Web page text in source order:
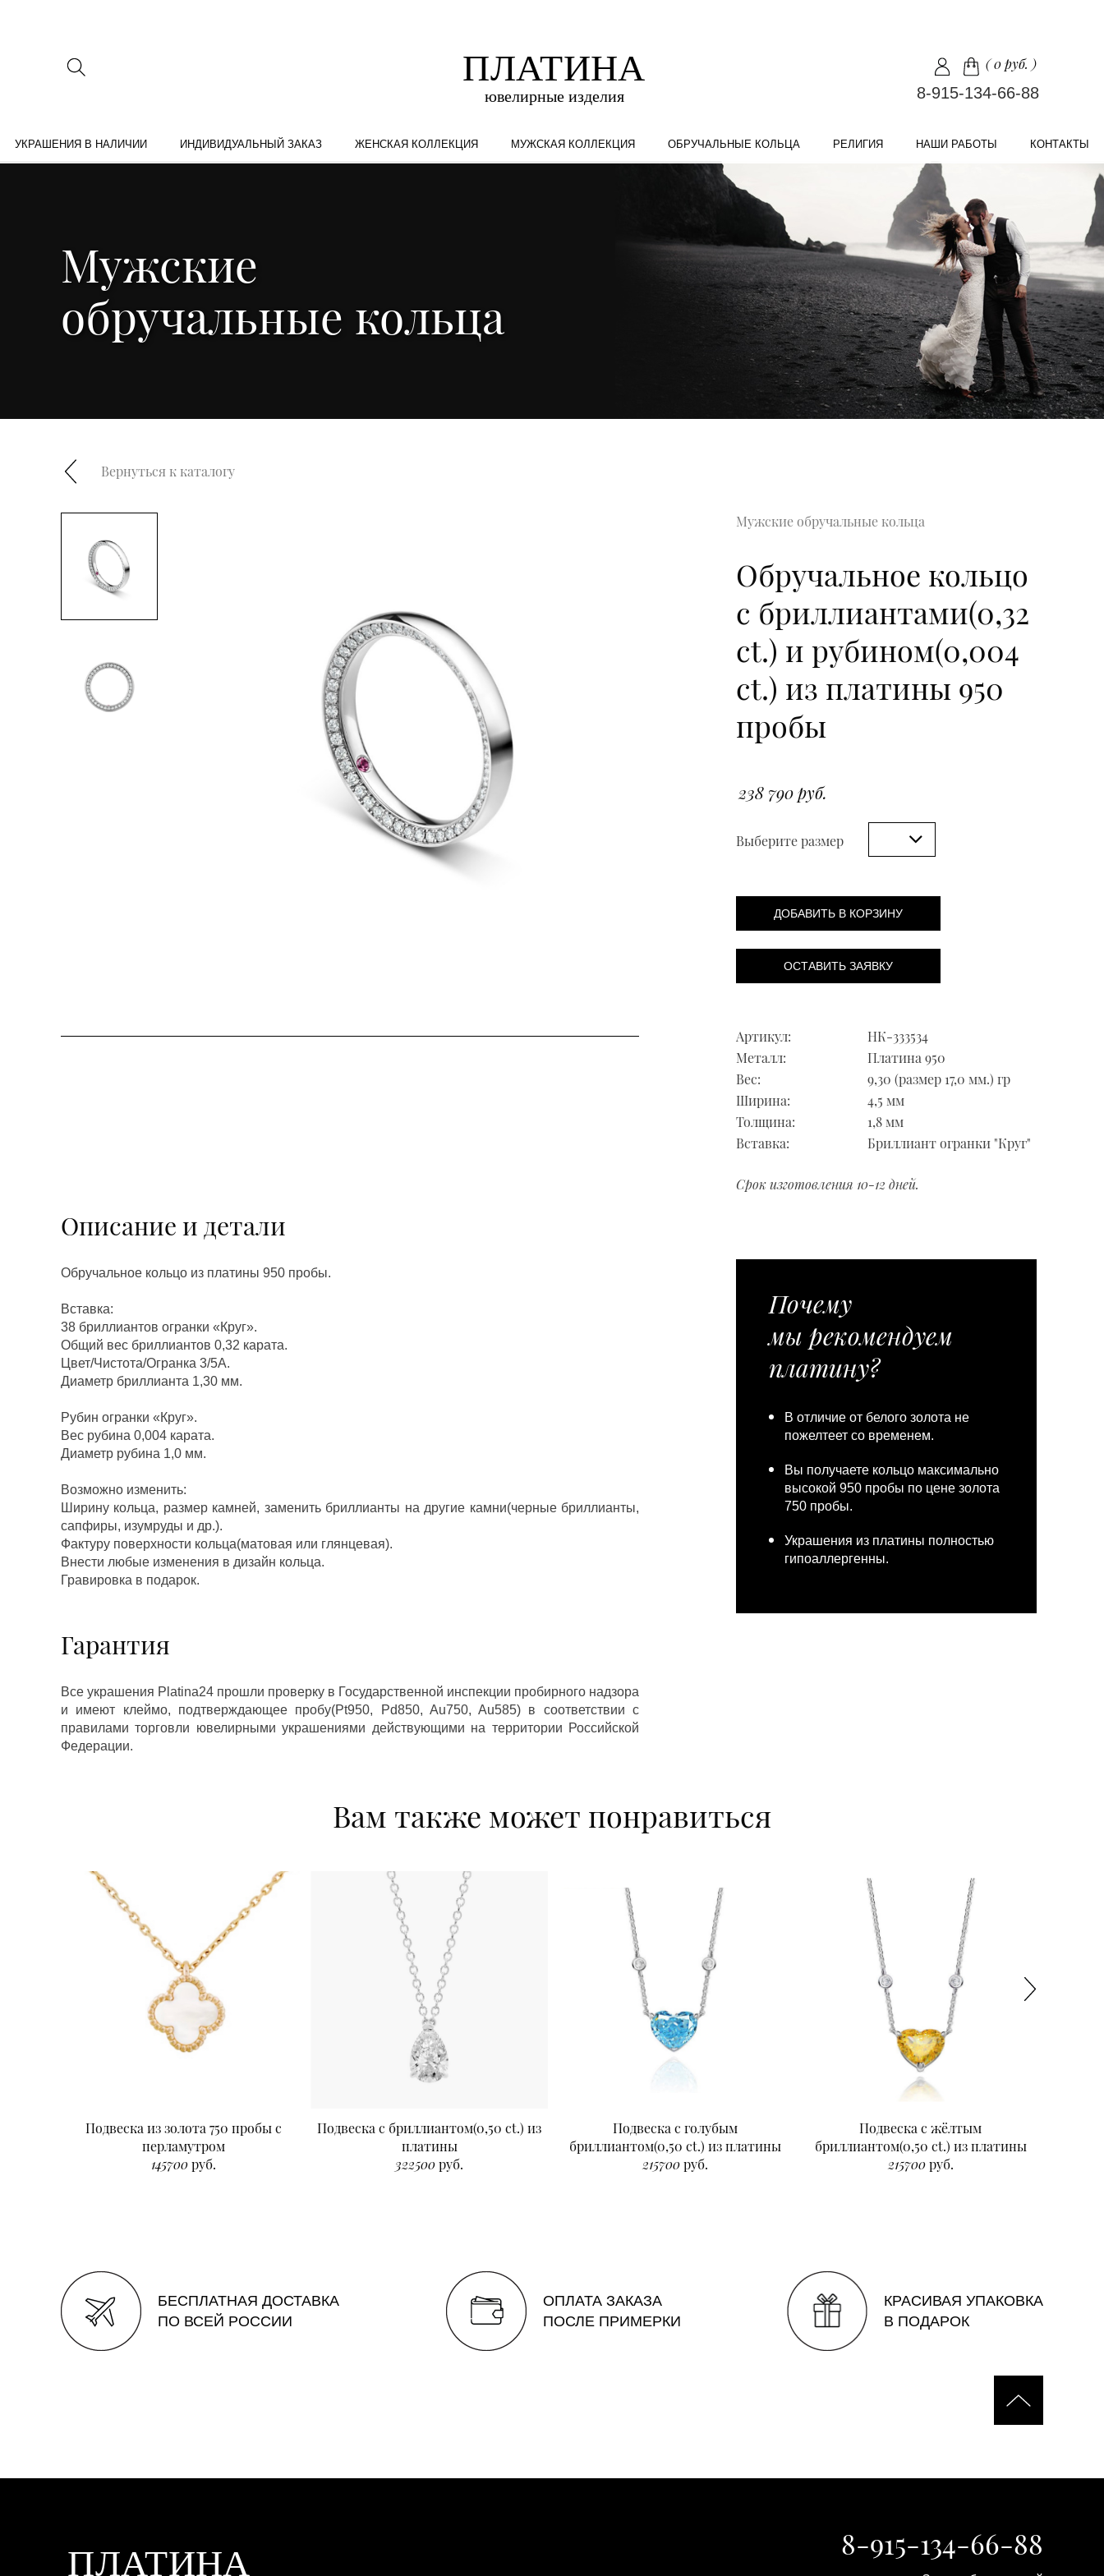
(0 руб. )
8-915-134-66-88
УКРАШЕНИЯ В НАЛИЧИИ ИНДИВИДУАЛЬНЫЙ ЗАКАЗ ЖЕНСКАЯ КОЛЛЕКЦИЯ МУЖСКАЯ КОЛЛЕКЦИЯ ОБРУЧАЛЬНЫЕ КОЛЬЦА РЕЛИГИЯ НАШИ РАБОТЫ КОНТАКТЫ
Мужские
обручальные кольца
Вернуться к каталогу
Мужские обручальные кольца
Обручальное кольцо
с бриллиантами(0,32
ct.) и рубином(0,004
ct.) из платины 950
пробы
238 790 руб.
Выберите размер
ДОБАВИТЬ В КОРЗИНУ
ОСТАВИТЬ ЗАЯВКУ
Артикул:
НК-333534
Металл:
Платина 950
Вес:
9,30 (размер 17,0 мм.) гр
Ширина:
4,5 мм
Толщина:
1,8 мм
Вставка:
Бриллиант огранки "Круг"
Срок изготовления 10-12 дней.
Описание и детали
Обручальное кольцо из платины 950 пробы.
Вставка:
38 бриллиантов огранки «Круг».
Общий вес бриллиантов 0,32 карата.
Цвет/Чистота/Огранка 3/5А.
Диаметр бриллианта 1,30 мм.
Рубин огранки «Круг».
Вес рубина 0,004 карата.
Диаметр рубина 1,0 мм.
Возможно изменить:
Ширину кольца, размер камней, заменить бриллианты на другие камни(черные бриллианты,
сапфиры, изумруды и др.).
Фактуру поверхности кольца(матовая или глянцевая).
Внести любые изменения в дизайн кольца.
Гравировка в подарок.
Гарантия
Все украшения Platina24 прошли проверку в Государственной инспекции пробирного надзора
и имеют клеймо, подтверждающее пробу(Pt950, Pd850, Au750, Au585) в соответствии с
правилами торговли ювелирными украшениями действующими на территории Российской
Федерации.
Почему
мы рекомендуем
платину?
В отличие от белого золота не
пожелтеет со временем.
Вы получаете кольцо максимально
высокой 950 пробы по цене золота
750 пробы.
Украшения из платины полностью
гипоаллергенны.
Вам также может понравиться
Подвеска из золота 750 пробы с
перламутром
145700руб.
Подвеска с бриллиантом(0,50 ct.) из
платины
322500руб.
Подвеска с голубым
бриллиантом(0,50 ct.) из платины
215700руб.
Подвеска с жёлтым
бриллиантом(0,50 ct.) из платины
215700руб.
БЕСПЛАТНАЯ ДОСТАВКА
ПО ВСЕЙ РОССИИ
ОПЛАТА ЗАКАЗА
ПОСЛЕ ПРИМЕРКИ
КРАСИВАЯ УПАКОВКА
В ПОДАРОК
8-915-134-66-88